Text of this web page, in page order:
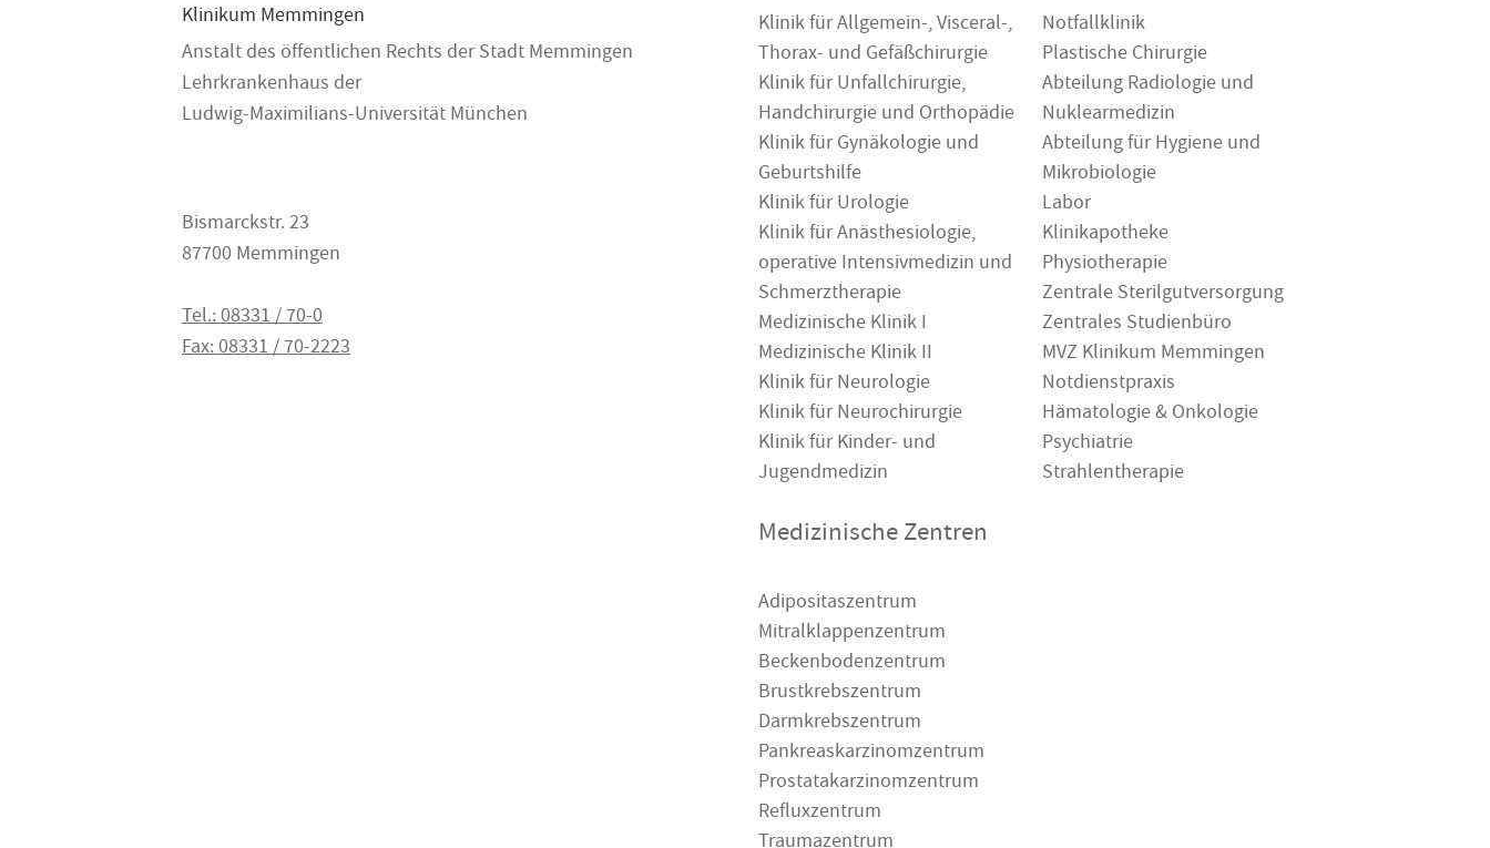
Klinikum Memmingen
Anstalt des öffentlichen Rechts der Stadt Memmingen
Lehrkrankenhaus der
Ludwig-Maximilians-Universität München
Bismarckstr. 23
87700 Memmingen
Tel.: 08331 / 70-0
Fax: 08331 / 70-2223
Klinik für Allgemein-, Visceral-,
Thorax- und Gefäßchirurgie
Klinik für Unfallchirurgie,
Handchirurgie und Orthopädie
Klinik für Gynäkologie und
Geburtshilfe
Klinik für Urologie
Klinik für Anästhesiologie,
operative Intensivmedizin und
Schmerztherapie
Medizinische Klinik I
Medizinische Klinik II
Klinik für Neurologie
Klinik für Neurochirurgie
Klinik für Kinder- und
Jugendmedizin
Notfallklinik
Plastische Chirurgie
Abteilung Radiologie und
Nuklearmedizin
Abteilung für Hygiene und
Mikrobiologie
Labor
Klinikapotheke
Physiotherapie
Zentrale Sterilgutversorgung
Zentrales Studienbüro
MVZ Klinikum Memmingen
Notdienstpraxis
Hämatologie & Onkologie
Psychiatrie
Strahlentherapie
Medizinische Zentren
Adipositaszentrum
Mitralklappenzentrum
Beckenbodenzentrum
Brustkrebszentrum
Darmkrebszentrum
Pankreaskarzinomzentrum
Prostatakarzinomzentrum
Refluxzentrum